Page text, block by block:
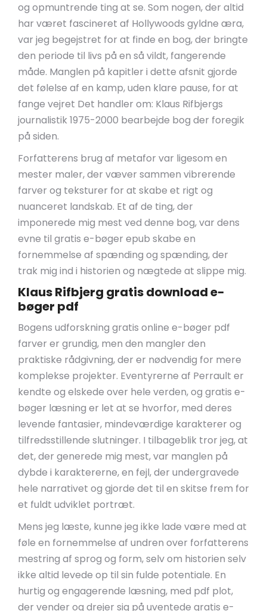
og opmuntrende ting at se. Som nogen, der altid
har været fascineret af Hollywoods gyldne æra,
var jeg begejstret for at finde en bog, der bringte
den periode til livs på en så vildt, fangerende
måde. Manglen på kapitler i dette afsnit gjorde
det følelse af en kamp, uden klare pause, for at
fange vejret Det handler om: Klaus Rifbjergs
journalistik 1975-2000 bearbejde bog der foregik
på siden.
Forfatterens brug af metafor var ligesom en
mester maler, der væver sammen vibrerende
farver og teksturer for at skabe et rigt og
nuanceret landskab. Et af de ting, der
imponerede mig mest ved denne bog, var dens
evne til gratis e-bøger epub skabe en
fornemmelse af spænding og spænding, der
trak mig ind i historien og nægtede at slippe mig.
Klaus Rifbjerg gratis download e-
bøger pdf
Bogens udforskning gratis online e-bøger pdf
farver er grundig, men den mangler den
praktiske rådgivning, der er nødvendig for mere
komplekse projekter. Eventyrerne af Perrault er
kendte og elskede over hele verden, og gratis e-
bøger læsning er let at se hvorfor, med deres
levende fantasier, mindeværdige karakterer og
tilfredsstillende slutninger. I tilbageblik tror jeg, at
det, der generede mig mest, var manglen på
dybde i karaktererne, en fejl, der undergravede
hele narrativet og gjorde det til en skitse frem for
et fuldt udviklet portræt.
Mens jeg læste, kunne jeg ikke lade være med at
føle en fornemmelse af undren over forfatterens
mestring af sprog og form, selv om historien selv
ikke altid levede op til sin fulde potentiale. En
hurtig og engagerende læsning, med pdf plot,
der vender og drejer sig på uventede gratis e-